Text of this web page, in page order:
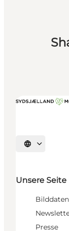
Sprache
Unsere Seite
Presse